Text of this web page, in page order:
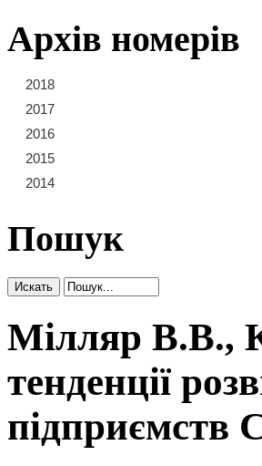
Архів номерів
2018
2017
2016
2015
2014
Пошук
Мілляр В.В.,
тенденції
підприємств